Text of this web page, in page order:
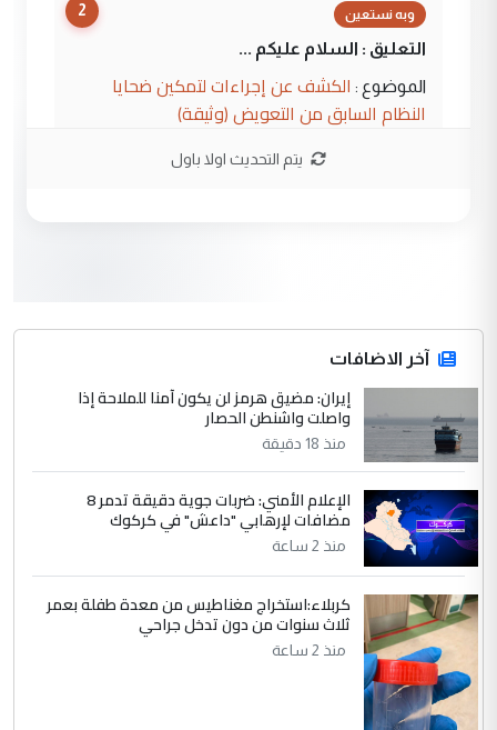
2 وبه نستعين
التعليق : السلام عليكم ...
الموضوع : الكشف عن إجراءات لتمكين ضحايا
النظام السابق من التعويض (وثيقة)
صلاح مهدي حسن
التعليق : صلاح مهدي حسن ...
الموضوع :
هيئة الحج تصدر قرارا يخص "لم الشمل"
وتعديل استمارة قرعة الحج
صلاح مهدي حسن
التعليق : صلاح مهدي حسن ...
الموضوع :
هيئة الحج تصدر قرارا يخص "لم الشمل"
وتعديل استمارة قرعة الحج
يتم التحديث اولا باول
آخر الاضافات
إيران: مضيق هرمز لن يكون آمنا للملاحة إذا
واصلت واشنطن الحصار
منذ 18 دقيقة
الإعلام الأمني: ضربات جوية دقيقة تدمر 8
مضافات لإرهابي "داعش" في كركوك
منذ 2 ساعة
كربلاء:استخراج مغناطيس من معدة طفلة بعمر
ثلاث سنوات من دون تدخل جراحي
منذ 2 ساعة